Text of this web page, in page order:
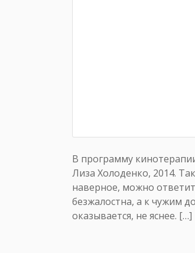
В программу
Лиза Холоденко, 2014.
наверное, можно
безжалостна, а к чужим
оказывается, не яснее. […]